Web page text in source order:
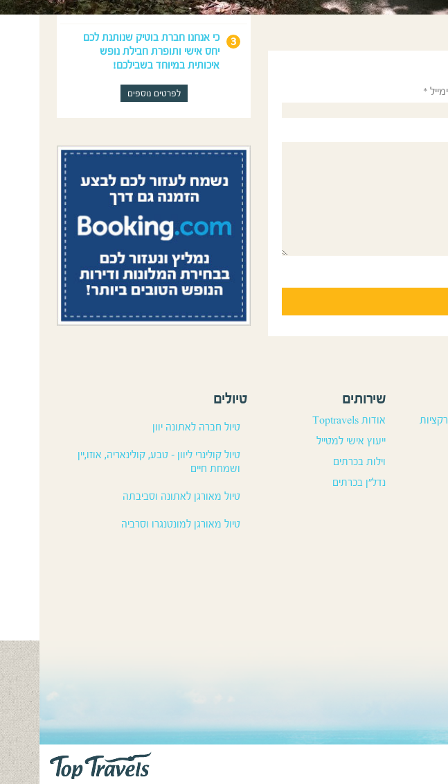
תמצאו בשום מקום אחר!
כי אנחנו חברת בוטיק שנותנת לכם
יחס אישי ותופרת חבילת נופש
איכותית במיוחד בשבילכם!
לפרטים נוספים *
טיולים
טיול חברה לאתונה יוון
טיול קולינרי ליוון – טבע, קולינאריה, אוזו,יין
ושמחת חיים
טיול מאורגן לאתונה וסביבתה
טיול מאורגן למונטנגרו וסרביה
שירותים
אודות Toptravels
ייעוץ אישי למטייל
וילות בכרתים
נדל”ן בכרתים
10 האטרקציות